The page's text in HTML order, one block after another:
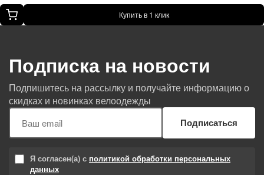
Купить в 1 клик
Подписка на новости
Подпишитесь на рассылку и получайте информацию о
скидках и новинках велоодежды
Подписаться
Я согласен(а) с политикой обработки персональных
данных